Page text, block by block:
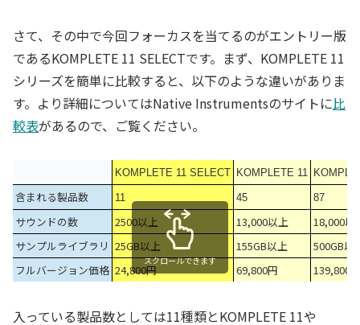
さて、その中で今回フォーカスを当てるのがエントリー版
であるKOMPLETE 11 SELECTです。まず、KOMPLETE 11
シリーズを簡単に比較すると、以下のような違いがありま
す。より詳細についてはNative Instrumentsのサイトに比
較表があるので、ご覧ください。
KOMPLETE 11 SELECT KOMPLETE 11
含まれる製品数 11 45 87
サウンドの数 2500以上 13,000以上
18,000以
サンプルライブラリ 25GB以上 155GB以上
500GB以
フルバージョン価格 24,800円 69,800円 139,800円
スクロールできます
入っている製品数としては11種類とKOMPLETE 11や